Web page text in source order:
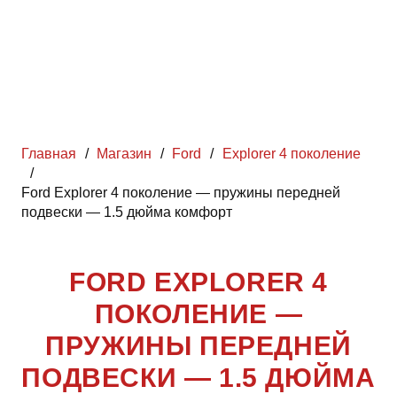
Главная / Магазин / Ford /
Explorer 4 поколение
/
Ford Explorer 4 поколение — пружины передней
подвески — 1.5 дюйма комфорт
FORD EXPLORER 4
ПОКОЛЕНИЕ —
ПРУЖИНЫ ПЕРЕДНЕЙ
ПОДВЕСКИ — 1.5 ДЮЙМА